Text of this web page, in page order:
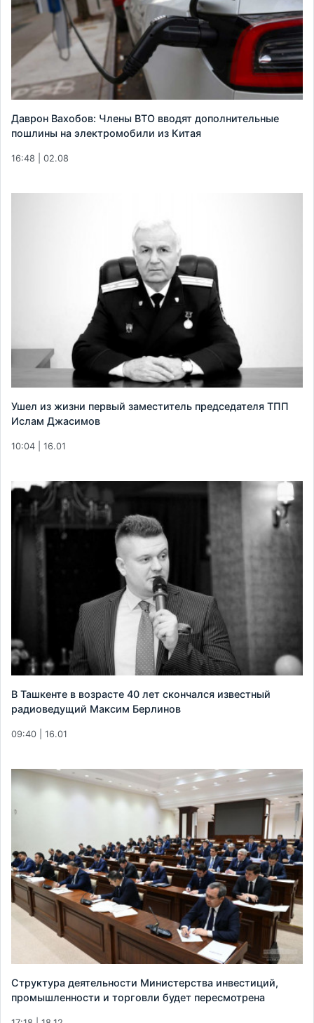
Даврон Вахобов: Члены ВТО вводят дополнительные
пошлины на электромобили из Китая
16:48 | 02.08
Ушел из жизни первый заместитель председателя ТПП
Ислам Джасимов
10:04 | 16.01
В Ташкенте в возрасте 40 лет скончался известный
радиоведущий Максим Берлинов
09:40 | 16.01
Структура деятельности Министерства инвестиций,
промышленности и торговли будет пересмотрена